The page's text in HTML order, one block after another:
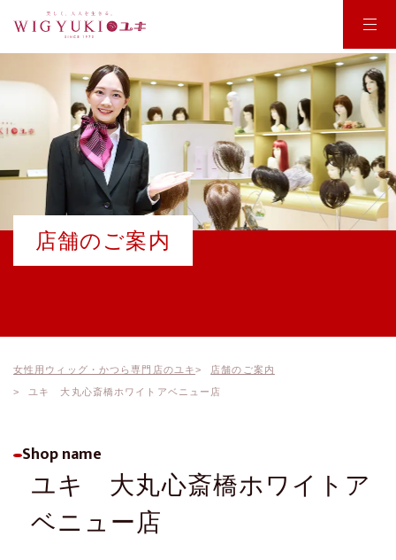
商品紹介
商品一覧
お悩みから商品を探す
ポイントウィッグ
オールウィッグ
店舗のご案内
お受け取りまでの流れ
ウィッグの使い方
お手入れ方法
よくあるご質問
お知らせ
資料請求・お問い合わせ
店舗のご案内
女性用ウィッグ・かつら専門店のユキ 店舗のご案内
ユキ 大丸心斎橋ホワイトアベニュー店
Shop name
ユキ 大丸心斎橋ホワイトア
ベニュー店